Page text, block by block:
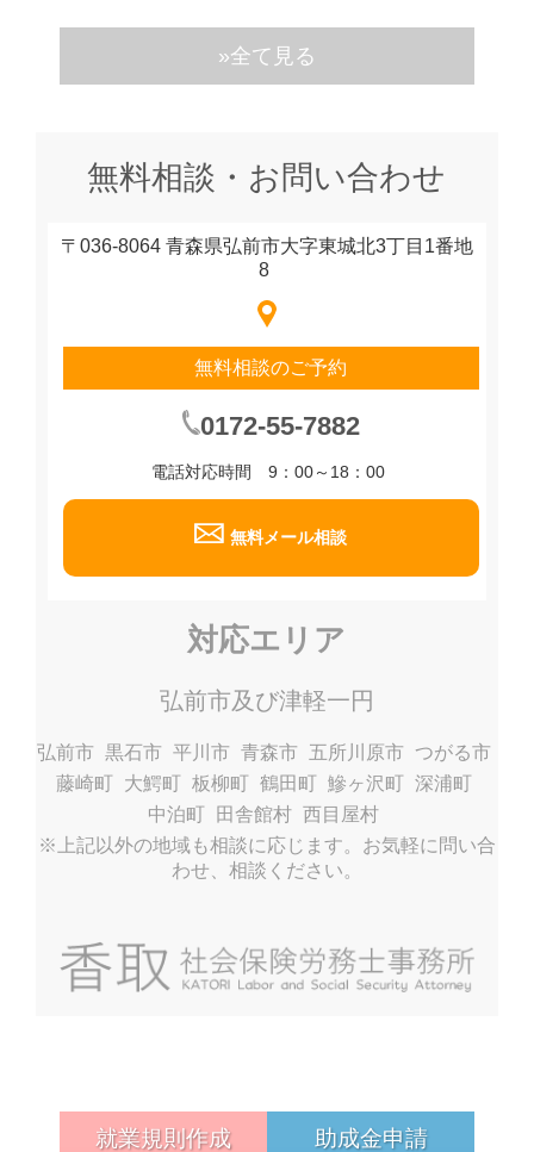
»全て見る
無料相談・お問い合わせ
〒036-8064 青森県弘前市大字東城北3丁目1番地
8
無料相談のご予約
0172-55-7882
電話対応時間 9：00～18：00
無料メール相談
対応エリア
弘前市及び津軽一円
弘前市 黒石市 平川市 青森市 五所川原市 つがる市
藤崎町 大鰐町 板柳町 鶴田町 鰺ヶ沢町 深浦町
中泊町
田舎館村 西目屋村
※上記以外の地域も相談に応じます。お気軽に問い合
わせ、相談ください。
就業規則作成 助成金申請